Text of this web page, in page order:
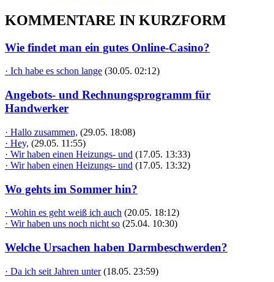
KOMMENTARE IN KURZFORM
Wie findet man ein gutes Online-Casino?
· Ich habe es schon lange (30.05. 02:12)
Angebots- und Rechnungsprogramm für
Handwerker
· Hallo zusammen, (29.05. 18:08)
· Hey, (29.05. 11:55)
· Wir haben einen Heizungs- und (17.05. 13:33)
· Wir haben einen Heizungs- und (17.05. 13:32)
Wo gehts im Sommer hin?
· Wohin es geht weiß ich auch (20.05. 18:12)
· Wir haben uns noch nicht so (25.04. 10:30)
Welche Ursachen haben Darmbeschwerden?
· Da ich seit Jahren unter (18.05. 23:59)